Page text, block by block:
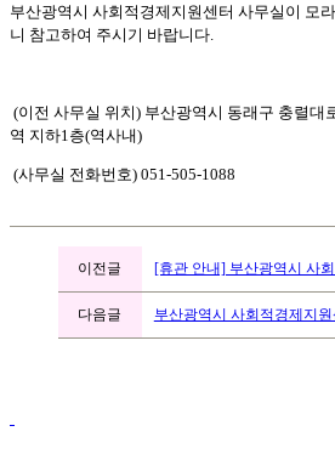
부산광역시 사회적경제지원센터 사무실이 모
니 참고하여 주시기 바랍니다.
(이전 사무실 위치) 부산광역시 동래구 충렬대
역 지하1층(역사내)
(사무실 전화번호) 051-505-1088
이전글
다음글